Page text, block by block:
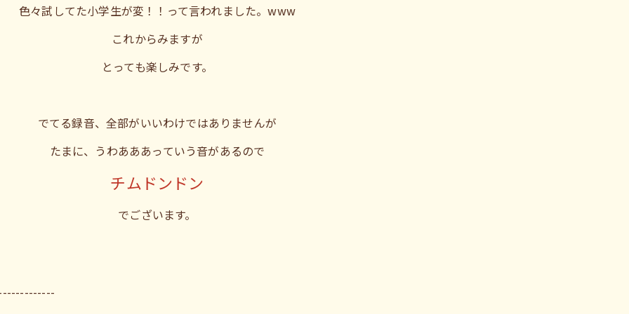
色々試してた小学生が変！！って言われました。www
これからみますが
とっても楽しみです。
でてる録音、全部がいいわけではありませんが
たまに、うわあああっていう音があるので
チムドンドン
でございます。